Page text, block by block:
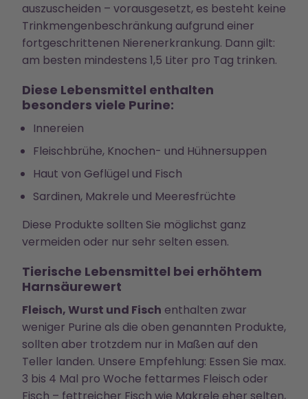
auszuscheiden – vorausgesetzt, es besteht keine
Trinkmengenbeschränkung aufgrund einer
fortgeschrittenen Nierenerkrankung. Dann gilt:
am besten mindestens 1,5 Liter pro Tag trinken.
Diese Lebensmittel enthalten
besonders viele Purine:
Innereien
Fleischbrühe, Knochen- und Hühnersuppen
Haut von Geflügel und Fisch
Sardinen, Makrele und Meeresfrüchte
Diese Produkte sollten Sie möglichst ganz
vermeiden oder nur sehr selten essen.
Tierische Lebensmittel bei erhöhtem
Harnsäurewert
Fleisch, Wurst und Fisch enthalten zwar
weniger Purine als die oben genannten Produkte,
sollten aber trotzdem nur in Maßen auf den
Teller landen. Unsere Empfehlung: Essen Sie max.
3 bis 4 Mal pro Woche fettarmes Fleisch oder